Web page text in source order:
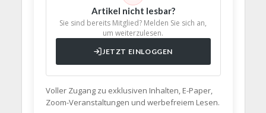
Artikel nicht lesbar?
Sie sind bereits Mitglied? Melden Sie sich an,
um weiterzulesen.
JETZT EINLOGGEN
Voller Zugang zu exklusiven Inhalten, E-Paper,
Zoom-Veranstaltungen und werbefreiem Lesen.